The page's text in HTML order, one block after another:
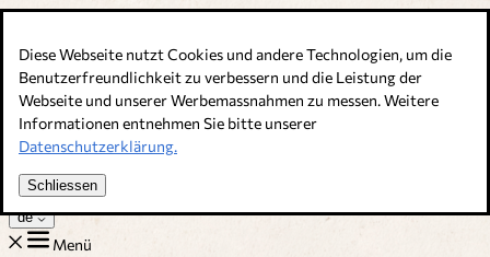
Diese Webseite nutzt Cookies und andere Technologien, um die
Benutzerfreundlichkeit zu verbessern und die Leistung der
Webseite und unserer Werbemassnahmen zu messen. Weitere
Informationen entnehmen Sie bitte unserer
Datenschutzerklärung.
Schliessen
Bouillons, Gewürze & Nahrungsergänzung. Schweizer Qualität
Kundenservice
Rezepte
Tipps
Über uns
Jobs
de
Menü